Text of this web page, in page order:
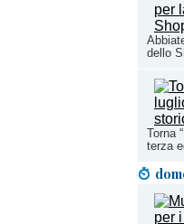
dello
Torna
terza